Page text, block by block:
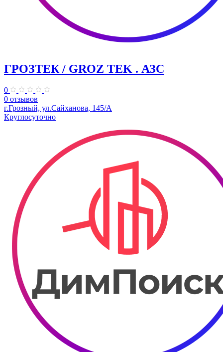
ГРОЗТЕК / GROZ TEK . АЗС
0
0 отзывов
г.Грозный, ул.Сайханова, 145/А
Круглосуточно